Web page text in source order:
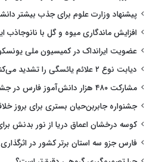
پیشنهاد وزارت علوم برای جذب بیشتر
افزایش ماندگاری میوه و گل با نانوجاذب
عضویت ایرانداک در کمیسیون ملی
دیابت نوع ۲ علائم یائسگی را تشدید می‌کند
مشارکت ۴۸۰ هزار دانش‌آموز فارس در جشنواره استانی جابر بن حیان
جشنواره جابربن‌حیان بستری برای بروز
کوسه درخشان اعماق دریا از نور بدنش
فارس جزو سه استان برتر کشور در